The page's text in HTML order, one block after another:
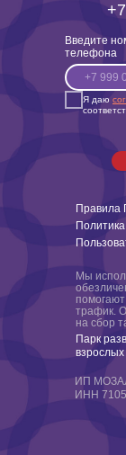
Введите
телефона
Я даю
Правила
ИП
ИНН
Парк
Мы
трафик.
на сбор